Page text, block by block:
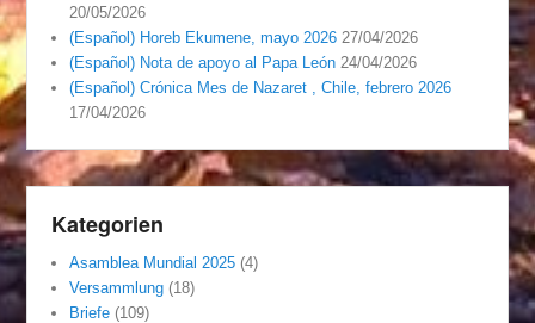
20/05/2026
(Español) Horeb Ekumene, mayo 2026 27/04/2026
(Español) Nota de apoyo al Papa León 24/04/2026
(Español) Crónica Mes de Nazaret , Chile, febrero 2026
17/04/2026
Kategorien
Asamblea Mundial 2025 (4)
Versammlung (18)
Briefe (109)